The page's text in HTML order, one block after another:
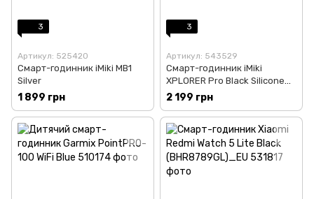
3
Артикул: 525420
Смарт-годинник iMiki MB1
Silver
1 899 грн
3
Артикул: 543529
Смарт-годинник iMiki
XPLORER Pro Black Silicone
strap
2 199 грн